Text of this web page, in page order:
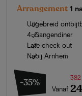
Arrangement 1
Uitgebreid
4-Gangendiner
Late check out
Nabij Arnhem
-35%
Vanaf
382